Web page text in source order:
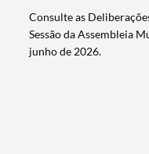
Consulte as
Sessão da Assembleia
junho de 2026.